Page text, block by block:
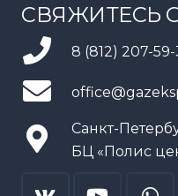
СВЯЖИТЕСЬ
8 (812) 207-59-
Санкт-
БЦ «Полис